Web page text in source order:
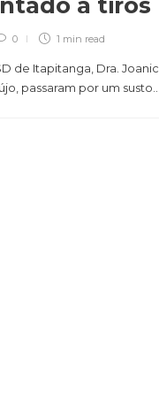
0 1 min read
de Itapitanga, Dra.
passaram por um